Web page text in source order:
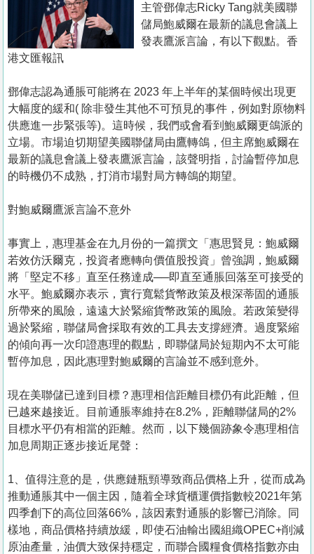
手
冊
關
於
我
們
主管鄧偉志Ricky Tang就美國聯
儲局鮑威爾在最新的議息會議上
發表鷹派言論，有以下觀點。香
港文匯報訊
鄧偉志認為通脹可能將在 2023 年上半年的某個時候出現更
大幅度的緩和( 除非發生其他不可預見的事件，例如對原物料
供應進一步緊張等)。這時候，我們或會看到鮑威爾更鴿派的
立場。市場迫切期望美國聯儲局由鷹轉鴿，但主席鮑威爾在
最新的議息會議上發表鷹派言論，該聲明指，討論暫停加息
的時機仍不成熟，打消市場對局方轉鴿的期望。
對鮑威爾鷹派言論不意外
事實上，惠理基金在九月份的一篇撰文「惠思賢見：鮑威爾
若效仿沃爾克，投資者應轉向價值股投資」曾強調，鮑威爾
將「堅定不移」直至任務達成──即直至通脹回落至可接受的
水平。鮑威爾亦表示，實行寬鬆貨幣政策及根深蒂固的通脹
所帶來的風險，遠遠大於緊縮貨幣政策的風險。若政策變得
過於緊縮，聯儲局會採取有效的工具去支撐經濟。過度緊縮
的傾向再一次印證惠理的觀點，即聯儲局於短期內不太可能
暫停加息，因此惠理對鮑威爾的言論並不感到意外。
現在美聯儲已達到目標？惠理相信距離目標仍有此距離，但
已越來越接近。目前通脹率維持在8.2%，距離聯儲局的2%
目標水平仍有相當的距離。然而，以下幾個跡象令惠理相信
加息周期正逐步接近尾聲：
1、值得注意的是，供應鏈瓶頸導致商品價格上升，從而成為
推動通脹其中一個主因，隨着全球貨櫃運價指數較2021年第
四季創下的高位回落66%，該因素對通脹的影響已消除。同
樣地，商品價格持續放緩，即使石油輸出國組織OPEC+削減
原油產量，油價大致保持穩定，而聯合國糧食價格指數亦由